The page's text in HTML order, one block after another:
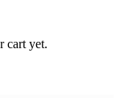
cart yet.